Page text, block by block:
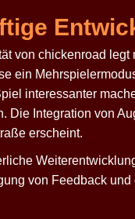
von chickenroad legt
ein
interessanter
Die Integration von
erscheint.
von Feedback